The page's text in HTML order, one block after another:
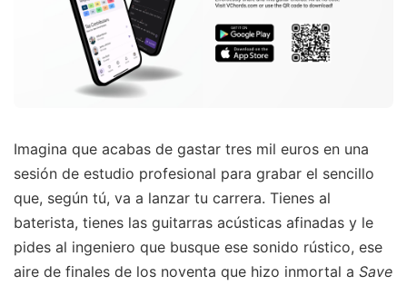
Imagina que acabas de gastar tres mil euros en una
sesión de estudio profesional para grabar el sencillo
que, según tú, va a lanzar tu carrera. Tienes al
baterista, tienes las guitarras acústicas afinadas y le
pides al ingeniero que busque ese sonido rústico, ese
aire de finales de los noventa que hizo inmortal a Save